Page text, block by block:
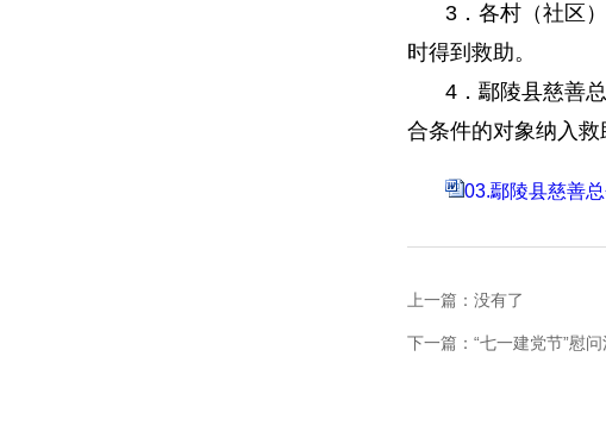
3．各村（社区
时得到救助。
4．鄢陵县慈善
合条件的对象纳入救
03.鄢陵县慈善
上一篇：没有了
下一篇： “七一建党节”慰